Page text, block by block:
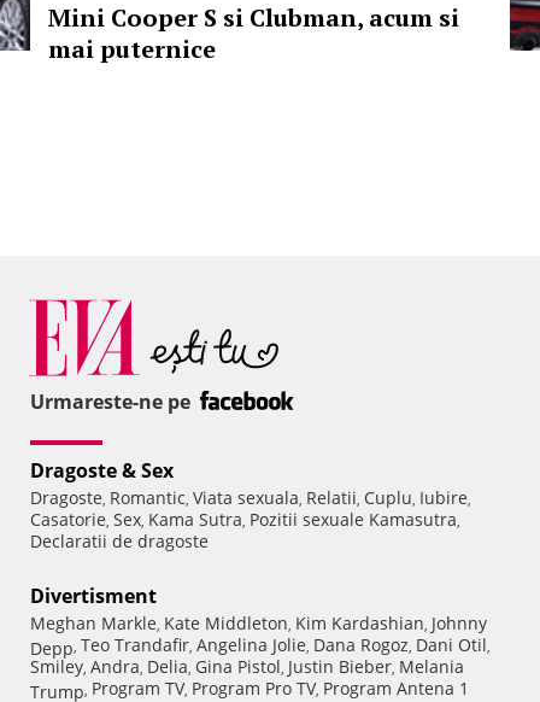
Mini Cooper S si Clubman, acum si
mai puternice
Urmareste-ne pe
Dragoste & Sex
Dragoste, Romantic, Viata sexuala, Relatii, Cuplu, Iubire,
Casatorie, Sex, Kama Sutra, Pozitii sexuale Kamasutra,
Declaratii de dragoste
Divertisment
Meghan Markle, Kate Middleton, Kim Kardashian, Johnny
Depp, Teo Trandafir, Angelina Jolie, Dana Rogoz, Dani Otil,
Smiley, Andra, Delia, Gina Pistol, Justin Bieber, Melania
Trump, Program TV, Program Pro TV, Program Antena 1